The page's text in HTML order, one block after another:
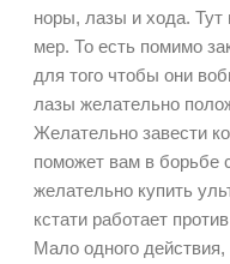
норы, лазы и хода. Тут
мер. То есть помимо
для того чтобы они
лазы желательно
Желательно завести
поможет вам в борьбе
желательно купить
кстати работает
Мало одного действия,